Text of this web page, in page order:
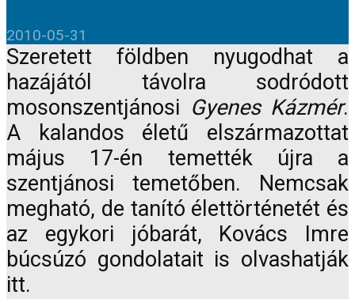
2010-05-31
Szeretett földben nyugodhat a
hazájától távolra sodródott
mosonszentjánosi Gyenes Kázmér.
A kalandos életű elszármazottat
május 17-én temették újra a
szentjánosi temetőben. Nemcsak
megható, de tanító élettörténetét és
az egykori jóbarát, Kovács Imre
búcsúzó gondolatait is olvashatják
itt.